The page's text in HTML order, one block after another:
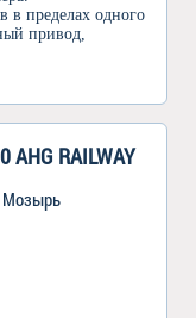
в пределах одного
привод,
AHG RAILWAY
Мозырь